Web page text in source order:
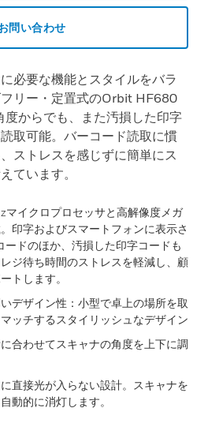
問い合わせ
必要な機能とスタイルをバラ
リー・定置式のOrbit HF680
からでも、また汚損した印字
取可能。バーコード読取に慣
ストレスを感じずに簡単にス
ています。
マイクロプロセッサと高解像度メガ
印字およびスマートフォンに表示さ
ードのほか、汚損した印字コードも
ジ待ち時間のストレスを軽減し、顧
トします。
デザイン性：小型で卓上の場所を取
ッチするスタイリッシュなデザイン
合わせてスキャナの角度を上下に調
直接光が入らない設計。スキャナを
動的に消灯します。